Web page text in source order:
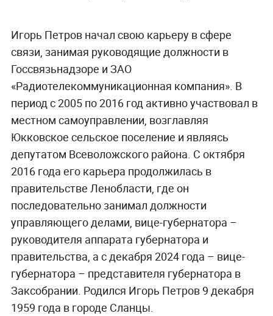
Игорь Петров начал свою карьеру в сфере
связи, занимая руководящие должности в
Госсвязьнадзоре и ЗАО
«Радиотелекоммуникационная компания». В
период с 2005 по 2016 год активно участвовал в
местном самоуправлении, возглавляя
Юкковское сельское поселение и являясь
депутатом Всеволожского района. С октября
2016 года его карьера продолжилась в
правительстве Ленобласти, где он
последовательно занимал должности
управляющего делами, вице-губернатора –
руководителя аппарата губернатора и
правительства, а с декабря 2024 года – вице-
губернатора – представителя губернатора в
Заксобрании. Родился Игорь Петров 9 декабря
1959 года в городе Сланцы.